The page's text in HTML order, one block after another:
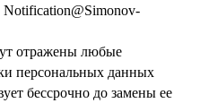
отражены любые
персональных данных
бессрочно до замены ее